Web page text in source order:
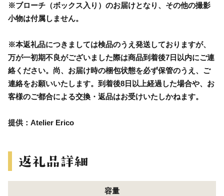
※ブローチ（ボックス入り）のお届けとなり、その他の撮影
小物は付属しません。
※本返礼品につきましては検品のうえ発送しておりますが、
万が一初期不良がございました際は商品到着後7日以内にご連
絡ください。尚、お届け時の梱包状態を必ず保管のうえ、ご
連絡をお願いいたします。到着後8日以上経過した場合や、お
客様のご都合による交換・返品はお受けいたしかねます。
提供：Atelier Erico
容量